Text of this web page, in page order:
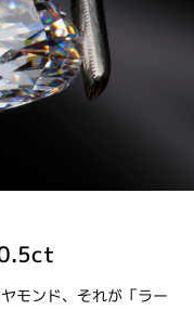
モンド、それが「ラー